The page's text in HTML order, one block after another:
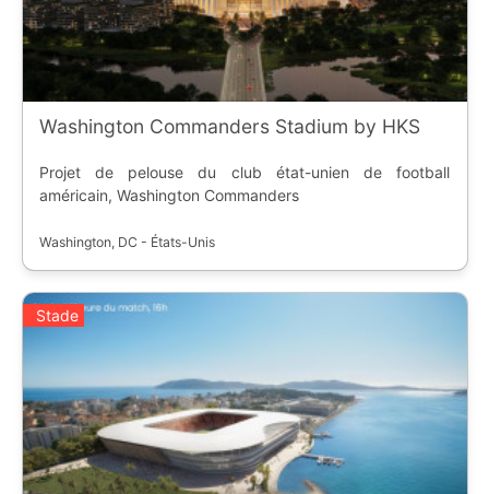
Washington Commanders Stadium by HKS
Projet de pelouse du club état-unien de football
américain, Washington Commanders
Washington, DC - États-Unis
Stade